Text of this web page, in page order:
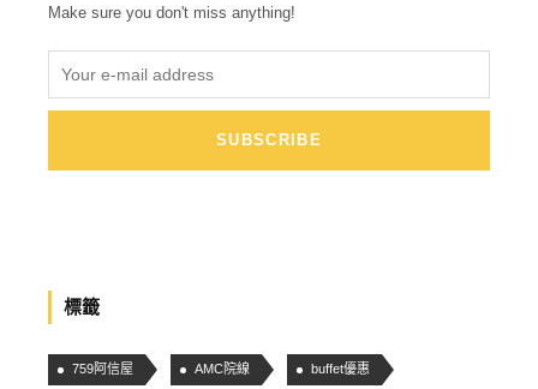
Make sure you don't miss anything!
標籤
759阿信屋 AMC院線 buffet優惠